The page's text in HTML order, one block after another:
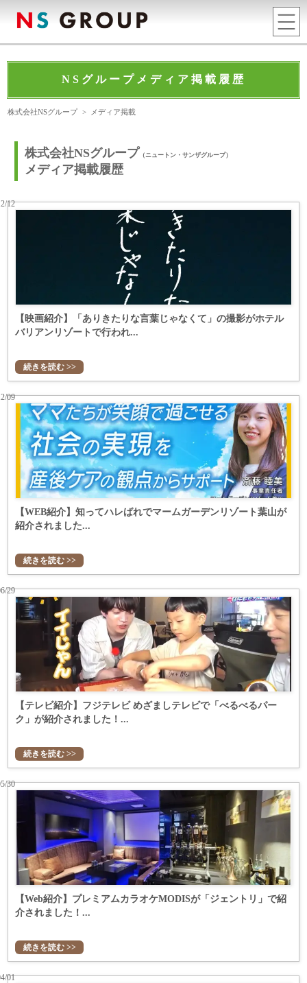
NSグループメディア掲載履歴
株式会社NSグループ > メディア掲載
株式会社NSグループ （ニュートン・サンザグループ）
メディア掲載履歴
【映画紹介】「ありきたりな言葉じゃなくて」の撮影がホテル
バリアンリゾートで行われ...
12
続きを読む >>
【WEB紹介】知ってハレばれでマームガーデンリゾート葉山が
紹介されました...
09
続きを読む >>
【テレビ紹介】フジテレビ めざましテレビで「べるべるパー
ク」が紹介されました！...
29
続きを読む >>
【Web紹介】プレミアムカラオケMODISが「ジェントリ」で紹
介されました！...
30
続きを読む >>
01